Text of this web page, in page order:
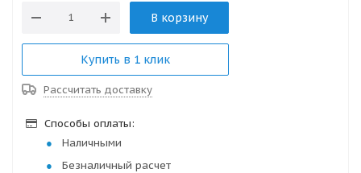
В корзину
Купить в 1 клик
Рассчитать доставку
Способы оплаты:
Наличными
Безналичный расчет